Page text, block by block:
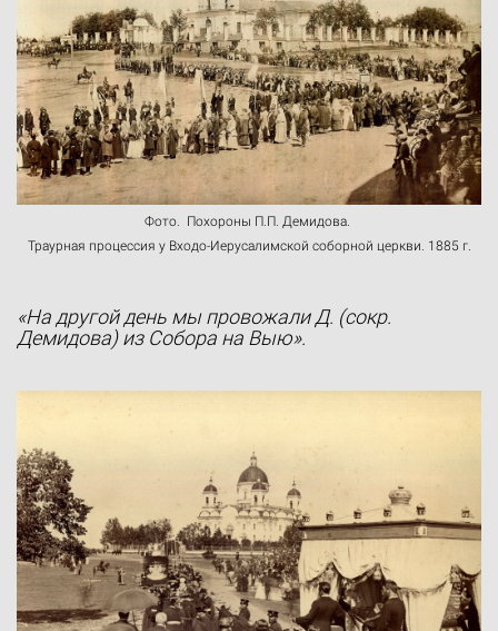
Фото. Похороны П.П. Демидова.
Траурная процессия у Входо-Иерусалимской соборной церкви. 1885 г.
«На другой день мы провожали Д. (сокр.
Демидова) из Собора на Выю».